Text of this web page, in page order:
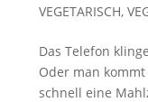
VEGETARISCH,
Das Telefon
Oder man
schnell eine